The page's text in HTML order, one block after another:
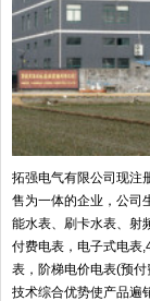
拓强电气有限公司现注
售为一体的企业，公司
能水表、刷卡水表、射
付费电表，电子式电表
表，阶梯电价电表(预付
技术综合优势使产品遍